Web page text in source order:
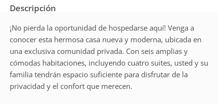
Descripción
¡No pierda la oportunidad de hospedarse aquí! Venga a
conocer esta hermosa casa nueva y moderna, ubicada en
una exclusiva comunidad privada. Con seis amplias y
cómodas habitaciones, incluyendo cuatro suites, usted y su
familia tendrán espacio suficiente para disfrutar de la
privacidad y el confort que merecen.